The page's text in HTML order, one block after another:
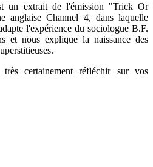
un extrait de l'émission "Trick Or
anglaise Channel 4, dans laquelle
l'expérience du sociologue B.F.
et nous explique la naissance des
certainement réfléchir sur vos